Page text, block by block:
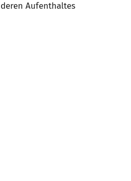
Aufenthaltes